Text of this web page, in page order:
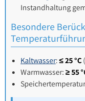
Instandhaltung
Besondere
Kaltwasser:≤ 25 °C
Warmwasser:≥ 55